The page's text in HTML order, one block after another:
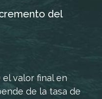
del
el valor final en
de la tasa de